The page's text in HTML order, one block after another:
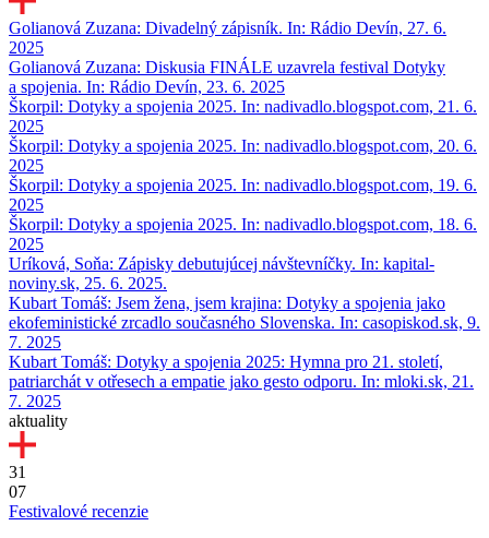
Golianová Zuzana: Divadelný zápisník. In: Rádio Devín, 27. 6.
2025
Golianová Zuzana: Diskusia FINÁLE uzavrela festival Dotyky
a spojenia. In: Rádio Devín, 23. 6. 2025
Škorpil: Dotyky a spojenia 2025. In: nadivadlo.blogspot.com, 21. 6.
2025
Škorpil: Dotyky a spojenia 2025. In: nadivadlo.blogspot.com, 20. 6.
2025
Škorpil: Dotyky a spojenia 2025. In: nadivadlo.blogspot.com, 19. 6.
2025
Škorpil: Dotyky a spojenia 2025. In: nadivadlo.blogspot.com, 18. 6.
2025
Uríková, Soňa: Zápisky debutujúcej návštevníčky. In: kapital-
noviny.sk, 25. 6. 2025.
Kubart Tomáš: Jsem žena, jsem krajina: Dotyky a spojenia jako
ekofeministické zrcadlo současného Slovenska. In: casopiskod.sk, 9.
7. 2025
Kubart Tomáš: Dotyky a spojenia 2025: Hymna pro 21. století,
patriarchát v otřesech a empatie jako gesto odporu. In: mloki.sk, 21.
7. 2025
aktuality
31
07
Festivalové recenzie